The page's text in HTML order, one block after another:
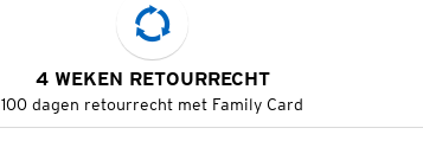
4 WEKEN RETOURRECHT
100 dagen retourrecht met Family Card